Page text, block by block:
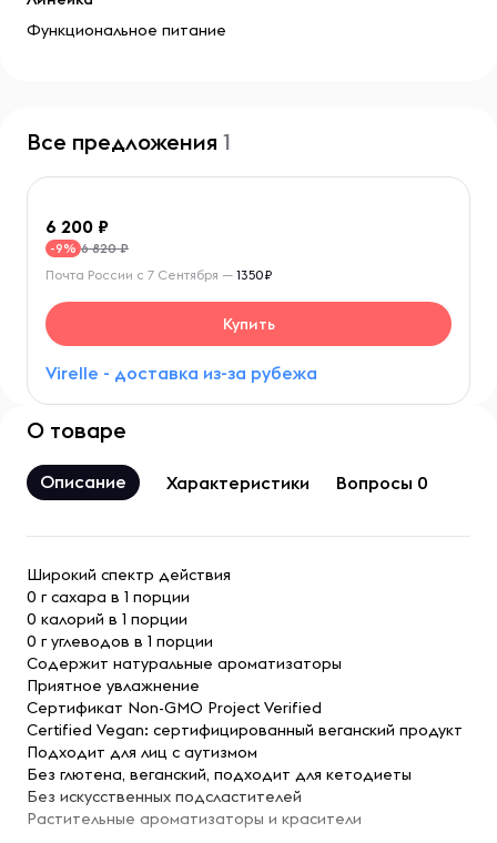
Функциональное питание
Все предложения 1
6 200
-9% 6 820 ₽
Virelle - доставка из-за рубежа
Почта России с 7 Сентября — 1350₽
Купить
О товаре
Описание Характеристики Вопросы 0
Широкий спектр действия
0 г сахара в 1 порции
0 калорий в 1 порции
0 г углеводов в 1 порции
Содержит натуральные ароматизаторы
Приятное увлажнение
Сертификат Non-GMO Project Verified
Certified Vegan: сертифицированный веганский продукт
Подходит для лиц с аутизмом
Без глютена, веганский, подходит для кетодиеты
Без искусственных подсластителей
Растительные ароматизаторы и красители